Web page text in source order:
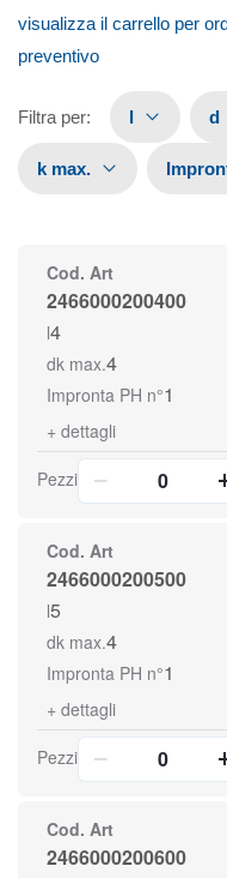
visualizza il carrello per
preventivo
Filtra per: l d
k max.
Cod. Art
2466000200400
l4
dk max.4
Impronta PH n°1
+ dettagli
Pezzi
Cod. Art
2466000200500
l5
dk max.4
Impronta PH n°1
+ dettagli
Pezzi
Cod. Art
2466000200600